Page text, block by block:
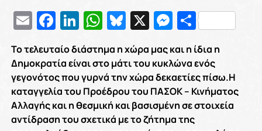
EmailFacebook
LinkedIn
WhatsApp
Bluesky
X
Το τελευταίο διάστημα η χώρα μας και η ίδια η
Δημοκρατία είναι στο μάτι του κυκλώνα ενός
γεγονότος που γυρνά την χώρα δεκαετίες πίσω.Η
καταγγελία του Προέδρου του ΠΑΣΟΚ – Κινήματος
Αλλαγής και η θεσμική και βασισμένη σε στοιχεία
αντίδραση του σχετικά με το ζήτημα της